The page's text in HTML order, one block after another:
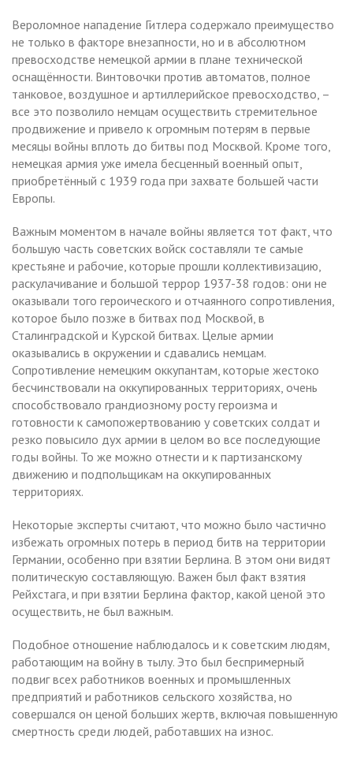
Вероломное нападение Гитлера содержало преимущество
не только в факторе внезапности, но и в абсолютном
превосходстве немецкой армии в плане технической
оснащённости. Винтовочки против автоматов, полное
танковое, воздушное и артиллерийское превосходство, –
все это позволило немцам осуществить стремительное
продвижение и привело к огромным потерям в первые
месяцы войны вплоть до битвы под Москвой. Кроме того,
немецкая армия уже имела бесценный военный опыт,
приобретённый с 1939 года при захвате большей части
Европы.
Важным моментом в начале войны является тот факт, что
большую часть советских войск составляли те самые
крестьяне и рабочие, которые прошли коллективизацию,
раскулачивание и большой террор 1937-38 годов: они не
оказывали того героического и отчаянного сопротивления,
которое было позже в битвах под Москвой, в
Сталинградской и Курской битвах. Целые армии
оказывались в окружении и сдавались немцам.
Сопротивление немецким оккупантам, которые жестоко
бесчинствовали на оккупированных территориях, очень
способствовало грандиозному росту героизма и
готовности к самопожертвованию у советских солдат и
резко повысило дух армии в целом во все последующие
годы войны. То же можно отнести и к партизанскому
движению и подпольщикам на оккупированных
территориях.
Некоторые эксперты считают, что можно было частично
избежать огромных потерь в период битв на территории
Германии, особенно при взятии Берлина. В этом они видят
политическую составляющую. Важен был факт взятия
Рейхстага, и при взятии Берлина фактор, какой ценой это
осуществить, не был важным.
Подобное отношение наблюдалось и к советским людям,
работающим на войну в тылу. Это был беспримерный
подвиг всех работников военных и промышленных
предприятий и работников сельского хозяйства, но
совершался он ценой больших жертв, включая повышенную
смертность среди людей, работавших на износ.